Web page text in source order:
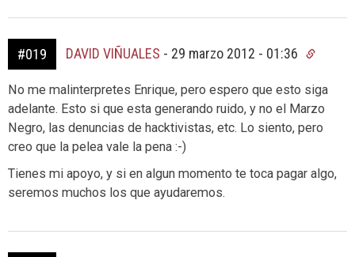
#019 DAVID VIÑUALES - 29 marzo 2012 - 01:36
No me malinterpretes Enrique, pero espero que esto siga
adelante. Esto si que esta generando ruido, y no el Marzo
Negro, las denuncias de hacktivistas, etc. Lo siento, pero
creo que la pelea vale la pena :-)
Tienes mi apoyo, y si en algun momento te toca pagar algo,
seremos muchos los que ayudaremos.